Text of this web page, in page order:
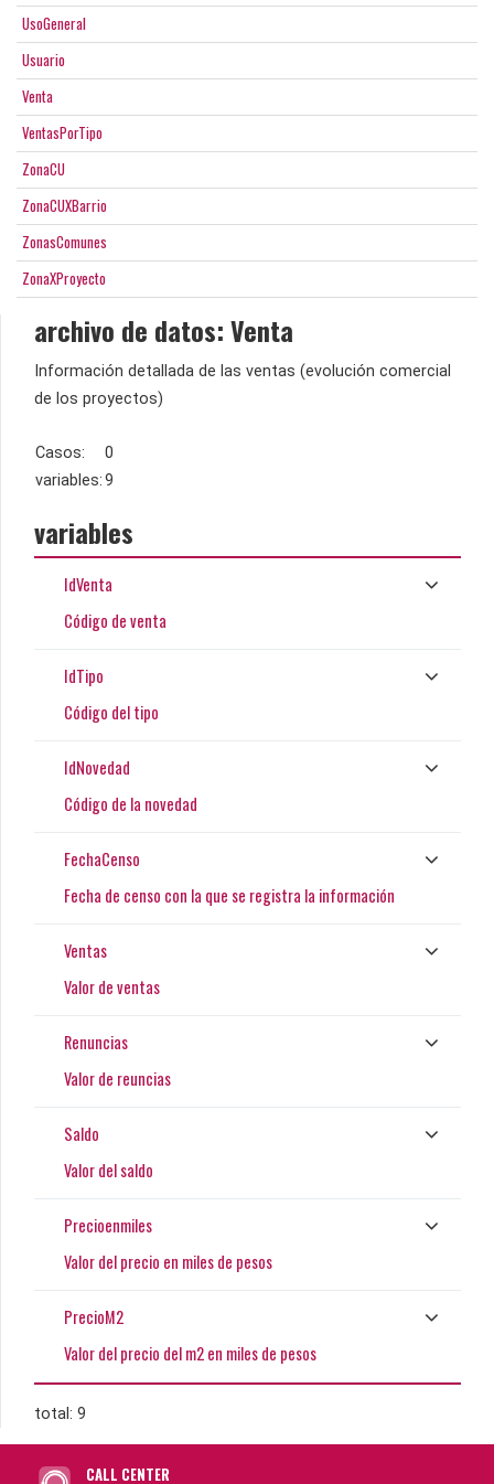
UsoGeneral
Usuario
Venta
VentasPorTipo
ZonaCU
ZonaCUXBarrio
ZonasComunes
ZonaXProyecto
archivo de datos: Venta
Información detallada de las ventas (evolución comercial
de los proyectos)
Casos:
0
variables:9
variables
IdVenta
Código de venta
IdTipo
Código del tipo
IdNovedad
Código de la novedad
FechaCenso
Fecha de censo con la que se registra la información
Ventas
Valor de ventas
Renuncias
Valor de reuncias
Saldo
Valor del saldo
Precioenmiles
Valor del precio en miles de pesos
PrecioM2
Valor del precio del m2 en miles de pesos
total: 9
CALL CENTER